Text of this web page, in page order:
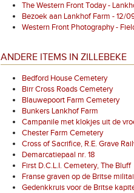
The Western Front Today -
Bezoek aan Lankhof Farm - 12/
Western Front Photography -
ANDERE ITEMS IN ZILLEBEKE
Bedford House Cemetery
Birr Cross Roads Cemetery
Blauwepoort Farm Cemetery
Bunkers Lankhof Farm
Campanile met klokjes uit de
Chester Farm Cemetery
Cross of Sacrifice, R.E. Grave
Demarcatiepaal nr. 18
First D.C.L.I. Cemetery, The Bluff
Franse graven op de Britse
Gedenkkruis voor de Britse